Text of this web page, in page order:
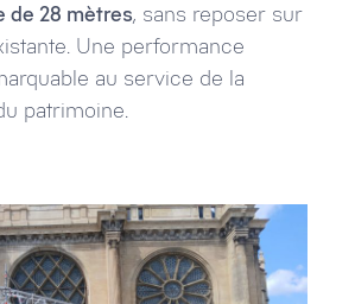
de 28 mètres, sans reposer sur
Une performance
au service de la
patrimoine.